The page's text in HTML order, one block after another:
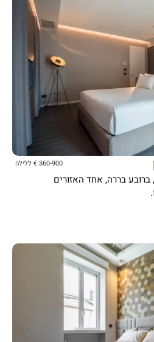
360-900 € ללילה
ברובע בררה, אחד האזורים